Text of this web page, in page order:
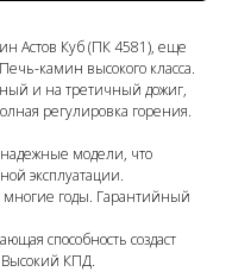
Астов Куб (ПК 4581), еще
камин высокого класса.
и на третичный дожиг,
регулировка горения.
модели, что
эксплуатации.
многие годы. Гарантийный
способность создаст
КПД.